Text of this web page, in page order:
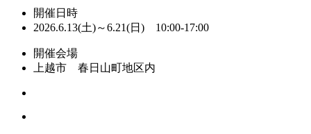
開催日時
2026.6.13(土)～6.21(日) 10:00-17:00
開催会場
上越市 春日山町地区内